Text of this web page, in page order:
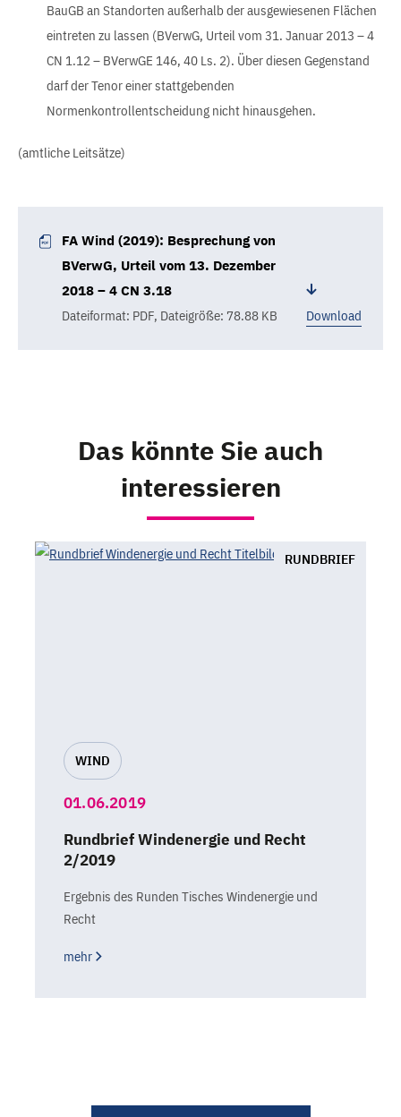
BauGB an Standorten außerhalb der ausgewiesenen Flächen
eintreten zu lassen (BVerwG, Urteil vom 31. Januar 2013 – 4
CN 1.12 – BVerwGE 146, 40 Ls. 2). Über diesen Gegenstand
darf der Tenor einer stattgebenden
Normenkontrollentscheidung nicht hinausgehen.
(amtliche Leitsätze)
FA Wind (2019): Besprechung von
BVerwG, Urteil vom 13. Dezember
2018 – 4 CN 3.18
Dateiformat: PDF, Dateigröße: 78.88 KB Download
Das könnte Sie auch
interessieren
RUNDBRIEF
WIND
01.06.2019
Rundbrief Windenergie und Recht
2/2019
Ergebnis des Runden Tisches Windenergie und
Recht
mehr